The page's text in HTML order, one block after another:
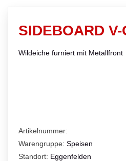
SIDEBOARD
Wildeiche furniert mit Metallfront
Artikelnummer:
Warengruppe: Speisen
Standort: Eggenfelden